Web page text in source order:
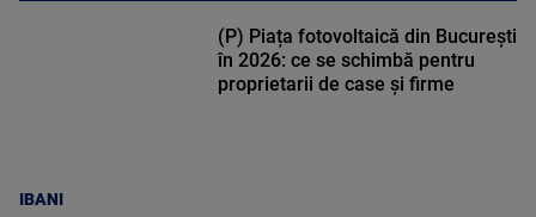
IBANI
(P) Piața fotovoltaică din București
în 2026: ce se schimbă pentru
proprietarii de case și firme